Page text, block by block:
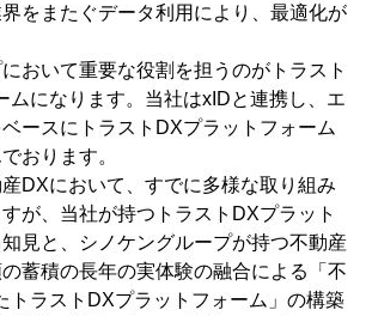
をまたぐデータ利用により、最適化が
おいて重要な役割を担うのがトラスト
ムになります。当社はxIDと連携し、エ
ースにトラストDXプラットフォーム
おります。
DXにおいて、すでに多様な取り組み
が、当社が持つトラストDXプラット
見と、シノケングループが持つ不動産
蓄積の長年の実体験の融合による「不
トラストDXプラットフォーム」の構築